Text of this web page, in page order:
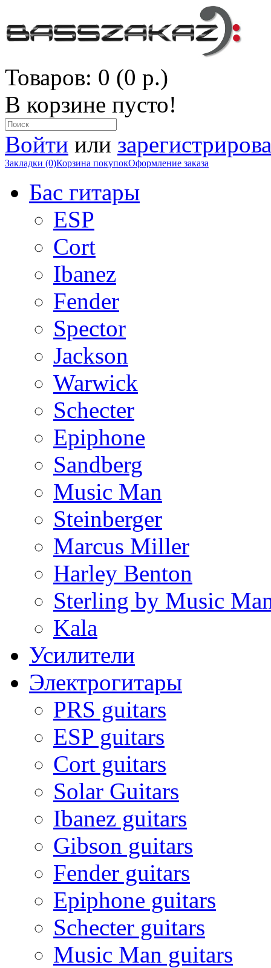
Товаров: 0 (0 р.)
В корзине пусто!
Войти или
Закладки (0)Корзина покупокОформление заказа
Бас гитары
ESP
Cort
Ibanez
Fender
Spector
Jackson
Warwick
Schecter
Epiphone
Sandberg
Music Man
Steinberger
Marcus Miller
Harley Benton
Sterling by Music
Kala
Усилители
Электрогитары
PRS guitars
ESP guitars
Cort guitars
Solar Guitars
Ibanez guitars
Gibson guitars
Fender guitars
Epiphone guitars
Schecter guitars
Music Man guitars